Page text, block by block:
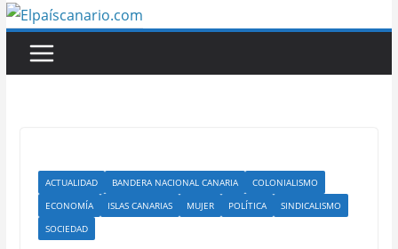
ACTUALIDAD BANDERA NACIONAL CANARIA
COLONIALISMO
ECONOMÍA
ISLAS CANARIAS MUJER POLÍTICA
SINDICALISMO
SOCIEDAD